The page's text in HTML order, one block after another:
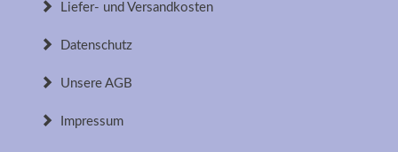
Liefer- und Versandkosten
Datenschutz
Unsere AGB
Impressum